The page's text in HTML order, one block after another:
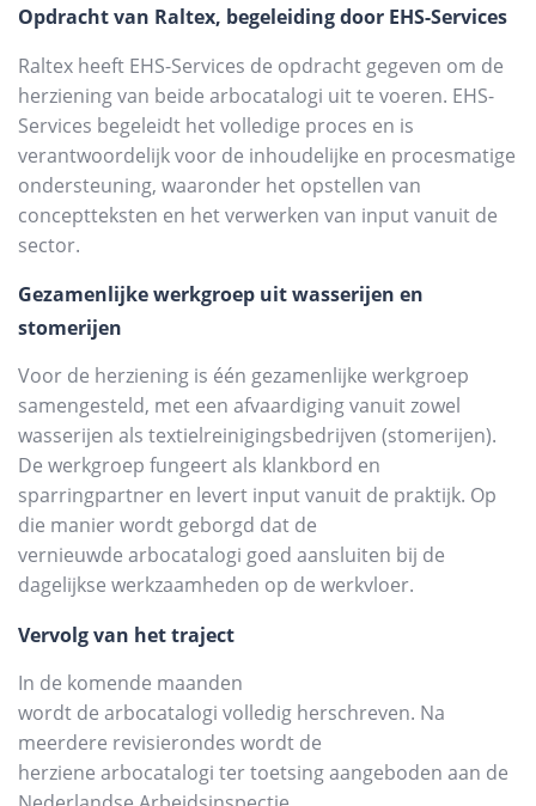
Opdracht van Raltex, begeleiding door EHS-Services
Raltex heeft EHS-Services de opdracht gegeven om de
herziening van beide arbocatalogi uit te voeren. EHS-
Services begeleidt het volledige proces en is
verantwoordelijk voor de inhoudelijke en procesmatige
ondersteuning, waaronder het opstellen van
conceptteksten en het verwerken van input vanuit de
sector.
Gezamenlijke werkgroep uit wasserijen en
stomerijen
Voor de herziening is één gezamenlijke werkgroep
samengesteld, met een afvaardiging vanuit zowel
wasserijen als textielreinigingsbedrijven (stomerijen).
De werkgroep fungeert als klankbord en
sparringpartner en levert input vanuit de praktijk. Op
die manier wordt geborgd dat de
vernieuwde arbocatalogi goed aansluiten bij de
dagelijkse werkzaamheden op de werkvloer.
Vervolg van het traject
In de komende maanden
wordt de arbocatalogi volledig herschreven. Na
meerdere revisierondes wordt de
herziene arbocatalogi ter toetsing aangeboden aan de